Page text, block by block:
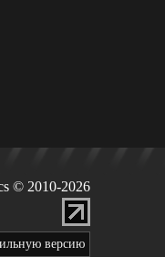
© 2010-2026
версию